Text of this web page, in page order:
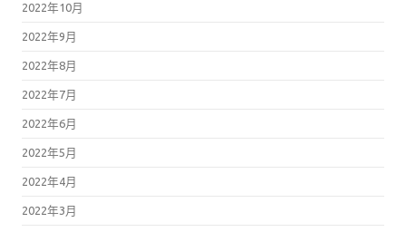
2022年10月
2022年9月
2022年8月
2022年7月
2022年6月
2022年5月
2022年4月
2022年3月